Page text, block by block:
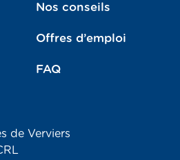
Nos conseils
Offres d’emploi
FAQ
de Verviers